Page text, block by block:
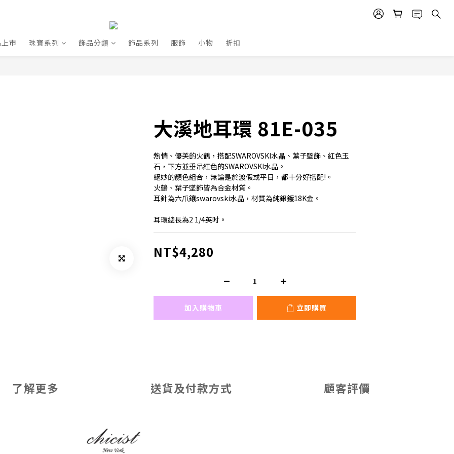
市 珠寶系列 飾品分類 飾品系列 服飾 小物 折扣
大溪地耳環 81E-035
熱情、優美的火鶴，搭配SWAROVSKI水晶、葉子墜飾、紅色玉
石，下方並垂吊紅色的SWAROVSKI水晶。
絕妙的顏色組合，無論是於渡假或平日，都十分好搭配!。
火鶴、葉子墜飾皆為合金材質。
耳針為六爪鑲swarovski水晶，材質為純銀鍍18K金。
耳環總長為2 1/4英吋。
NT$4,280
加入購物車 立即購買
了解更多 送貨及付款方式 顧客評價